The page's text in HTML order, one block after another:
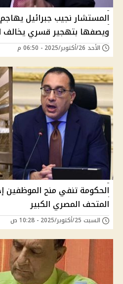
المستشار نجيب جبرائيل
ويصفها بتهجير قسري يخالف
الأحد 26/أكتوبر/2025 - 06:50 م
الحكومة تنفي منح الموظفين
المتحف المصري الكبير
السبت 25/أكتوبر/2025 - 10:28 ص